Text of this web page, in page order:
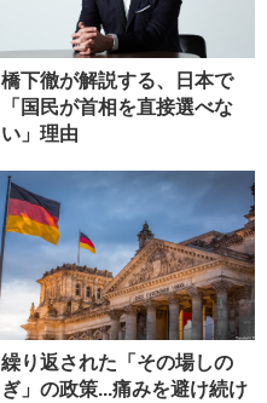
橋下徹が解説する、日本で
「国民が首相を直接選べな
い」理由
繰り返された「その場しの
ぎ」の政策...痛みを避け続け